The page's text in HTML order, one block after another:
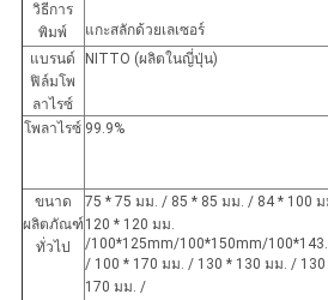
วิธีการ
พิมพ์
แกะสลักด้วยเลเซอร์
แบรนด์
ฟิล์มโพ
ลาไรซ์
NITTO (ผลิตในญี่ปุ่น)
โพลาไรซ์ 99.9%
ขนาด
ผลิตภัณฑ์
ทั่วไป
75 * 75 มม. / 85 * 85 มม. / 84 * 100
120 * 120 มม.
/100*125mm/100*150mm/
/ 100 * 170 มม. / 130 * 130 มม. /
170 มม. /